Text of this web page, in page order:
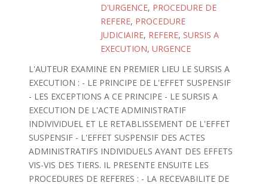
D'URGENCE, PROCEDURE DE
REFERE, PROCEDURE
JUDICIAIRE, REFERE, SURSIS A
EXECUTION, URGENCE
L'AUTEUR EXAMINE EN PREMIER LIEU LE SURSIS A
EXECUTION : - LE PRINCIPE DE L'EFFET SUSPENSIF
- LES EXCEPTIONS A CE PRINCIPE - LE SURSIS A
EXECUTION DE L'ACTE ADMINISTRATIF
INDIVIVIDUEL ET LE RETABLISSEMENT DE L'EFFET
SUSPENSIF - L'EFFET SUSPENSIF DES ACTES
ADMINISTRATIFS INDIVIDUELS AYANT DES EFFETS
VIS-VIS DES TIERS. IL PRESENTE ENSUITE LES
PROCEDURES DE REFERES : - LA RECEVABILITE DE